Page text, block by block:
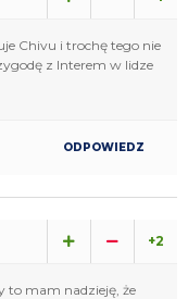
Chivu i trochę tego nie
z Interem w lidze
ODPOWIEDZ
+2
to mam nadzieję, że